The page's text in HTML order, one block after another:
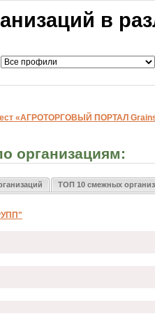
в
«АГРОТОРГОВЫЙ ПОРТАЛ
организациям:
ТОП 10 смежных